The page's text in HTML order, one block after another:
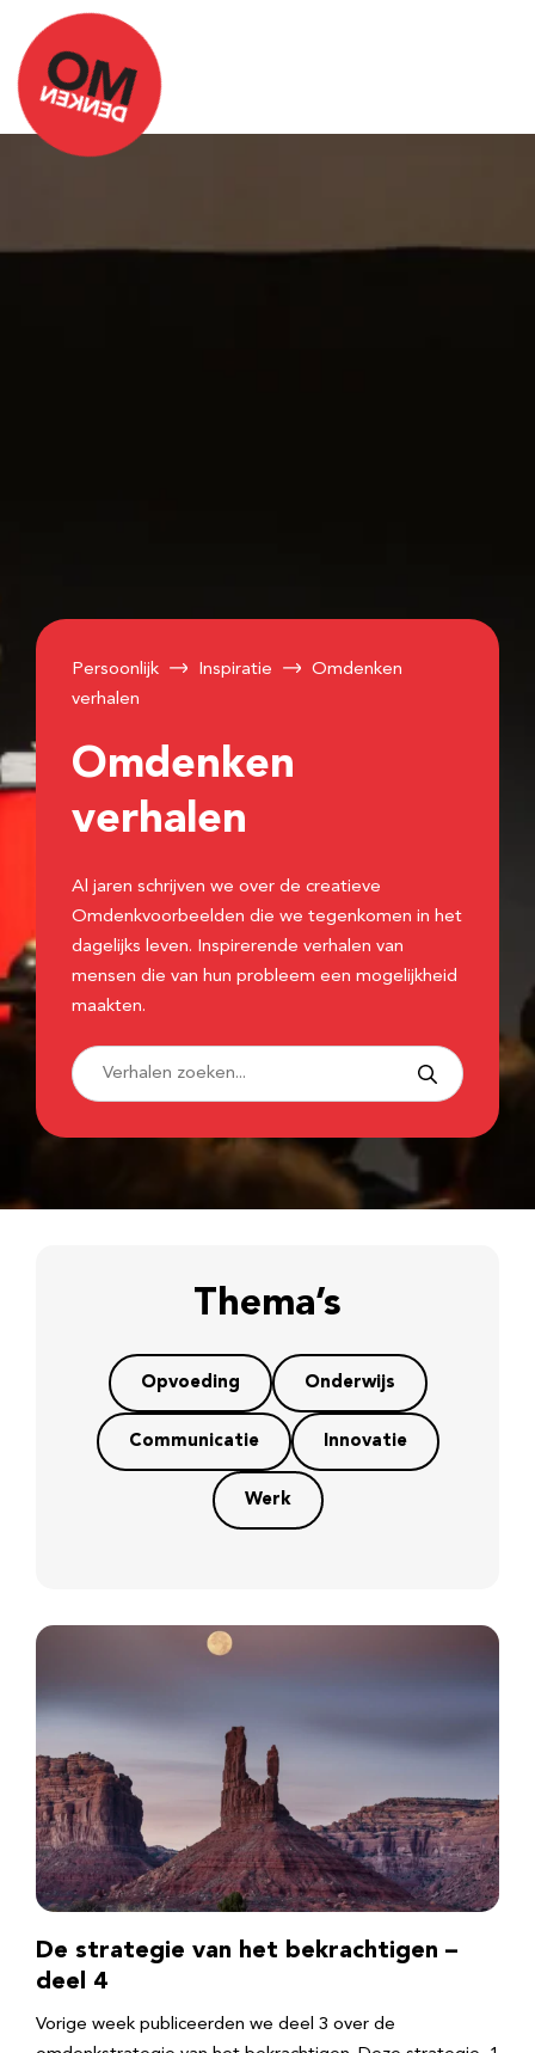
Persoonlijk Inspiratie
Omdenken
verhalen
Omdenken
verhalen
Al jaren schrijven we over de creatieve
Omdenkvoorbeelden die we tegenkomen in het
dagelijks leven. Inspirerende verhalen van
mensen die van hun probleem een mogelijkheid
maakten.
Thema’s
Opvoeding Onderwijs
Communicatie Innovatie
Werk
De strategie van het bekrachtigen –
deel 4
Vorige week publiceerden we deel 3 over de